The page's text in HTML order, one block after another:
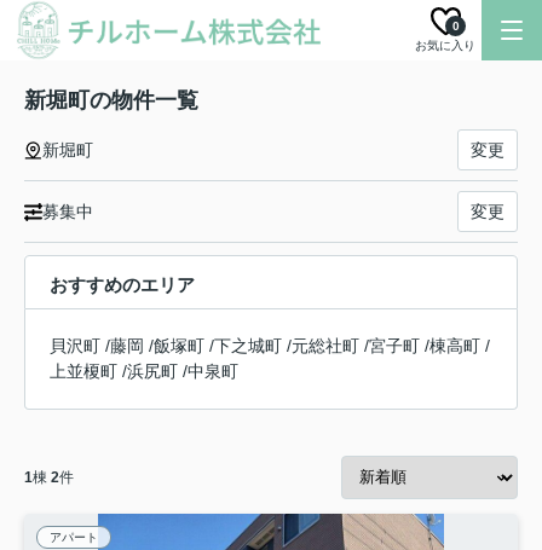
お気に入り
0
新堀町の物件一覧
新堀町 変更
募集中 変更
おすすめのエリア
貝沢町 /藤岡 /飯塚町 /下之城町 /元総社町 /宮子町 /棟高町 /
上並榎町 /浜尻町 /中泉町
1棟 2件
アパート